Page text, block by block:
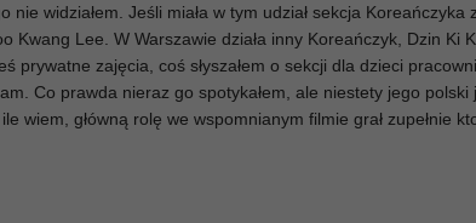
nie widziałem. Jeśli miała w tym udział sekcja Koreańczyka z
Kwang Lee. W Warszawie działa inny Koreańczyk, Dzin Ki
prywatne zajęcia, coś słyszałem o sekcji dla dzieci
Co prawda nieraz go spotykałem, ale niestety jego polski
ile wiem, główną rolę we wspomnianym filmie grał zupełnie